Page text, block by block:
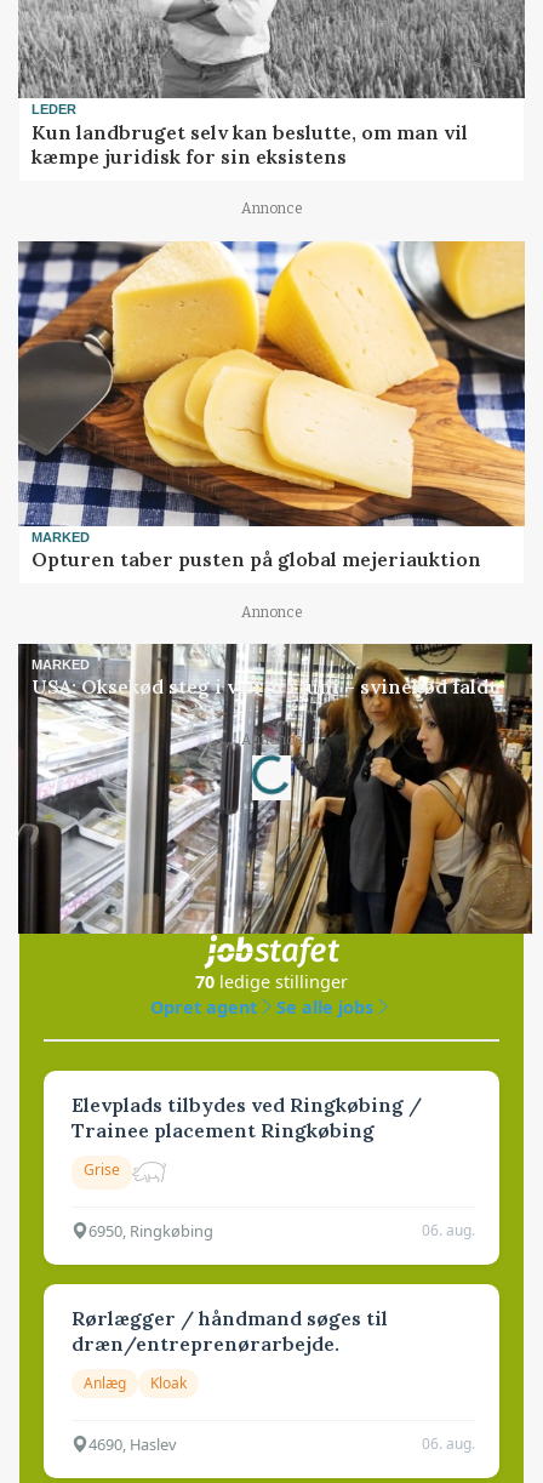
LEDER
Kun landbruget selv kan beslutte, om man vil
kæmpe juridisk for sin eksistens
Annonce
MARKED
Opturen taber pusten på global mejeriauktion
Annonce
MARKED
USA: Oksekød steg i værdi i juni – svinekød faldt
Annonce
Loading...
Jobs
i samarbejde med
70 ledige stillinger
Opret agent
Se alle jobs
Elevplads tilbydes ved Ringkøbing /
Trainee placement Ringkøbing
Grise
6950, Ringkøbing 06. aug.
Rørlægger / håndmand søges til
dræn/entreprenørarbejde.
Anlæg Kloak
4690, Haslev 06. aug.